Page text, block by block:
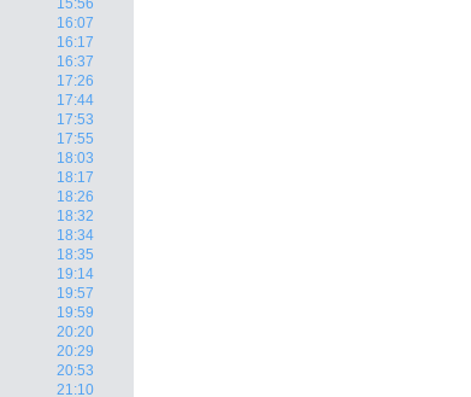
15:56
16:07
16:17
16:37
17:26
17:44
17:53
17:55
18:03
18:17
18:26
18:32
18:34
18:35
19:14
19:57
19:59
20:20
20:29
20:53
21:10